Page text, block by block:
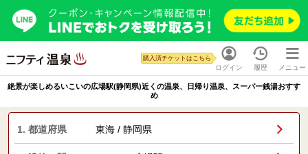
ログイン
購入済チケットはこちら
履歴 メニュー
絶景が楽しめるいこいの広場駅(静岡県)近くの温泉、日帰り温泉、スーパー銭湯おすす
め
1. 都道府県 東海 / 静岡県